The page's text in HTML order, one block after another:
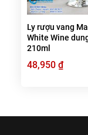
Ly rượu vang
White Wine
210ml
48,950 ₫